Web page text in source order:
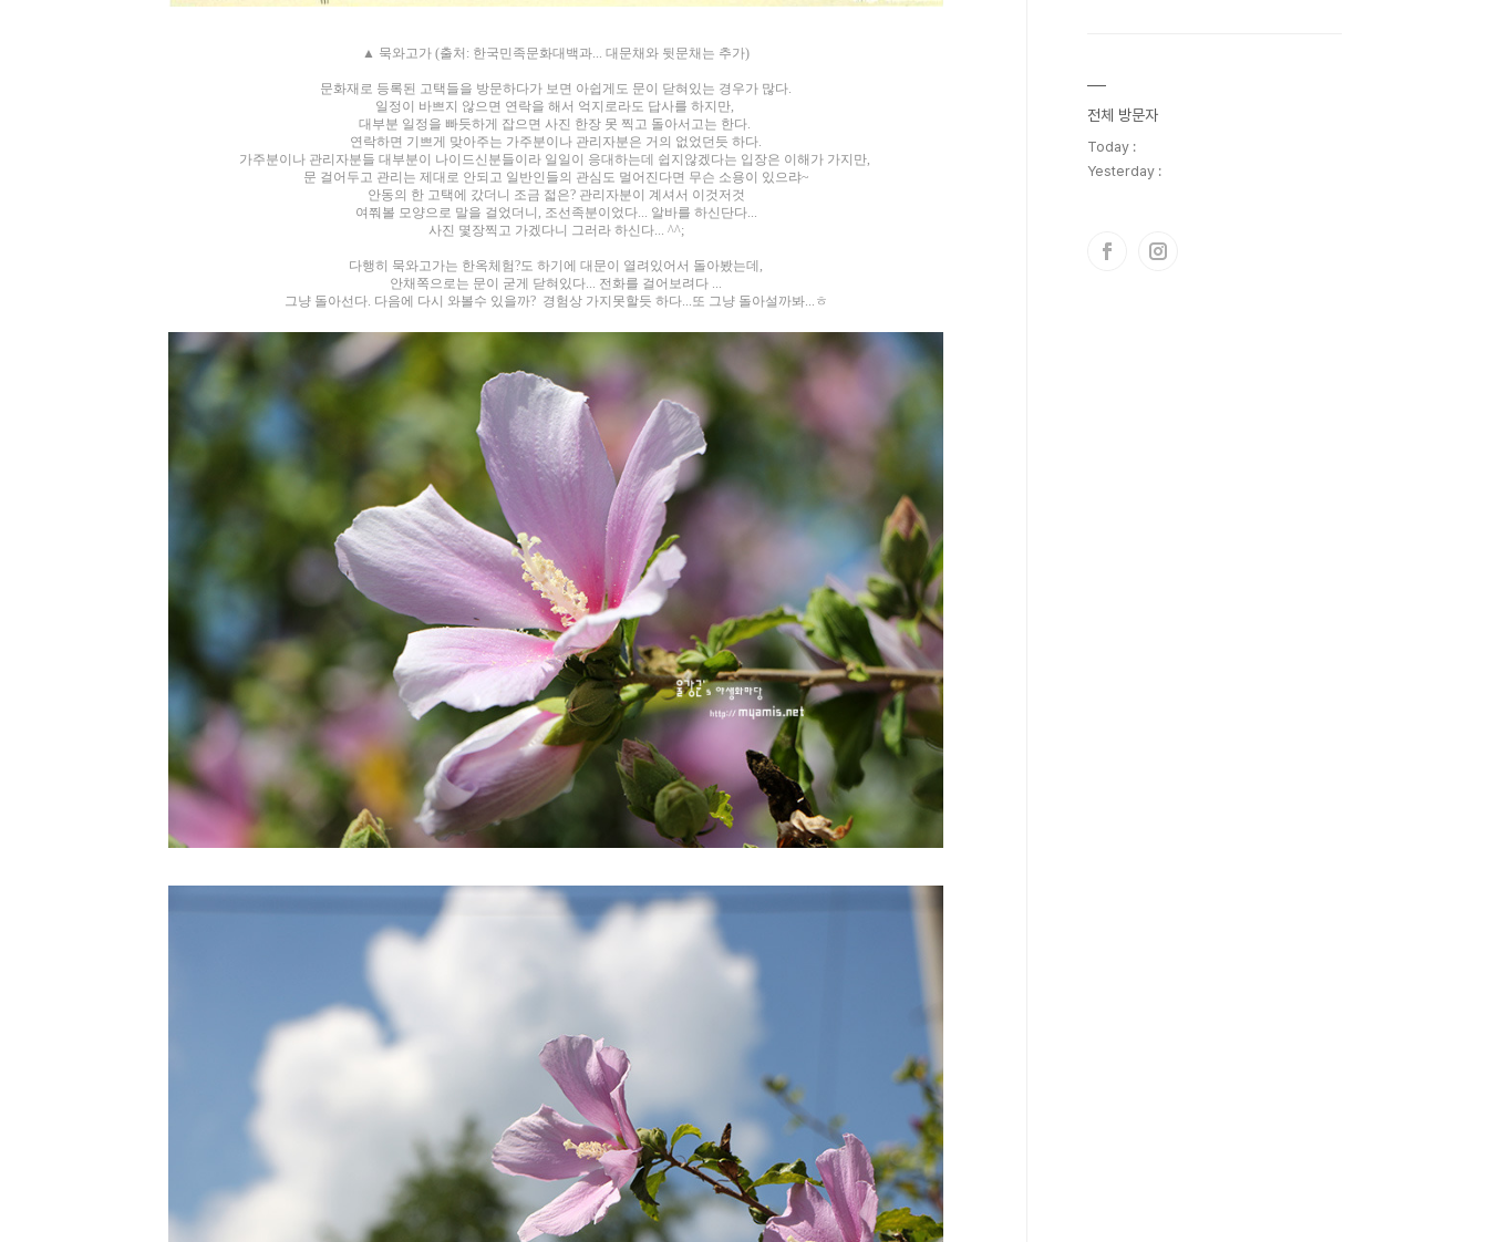
▲ 묵와고가 (출처: 한국민족문화대백과... 대문채와 뒷문채는 추가)
문화재로 등록된 고택들을 방문하다가 보면 아쉽게도 문이 닫혀있는 경우가 많다.
일정이 바쁘지 않으면 연락을 해서 억지로라도 답사를 하지만,
대부분 일정을 빠듯하게 잡으면 사진 한장 못 찍고 돌아서고는 한다.
연락하면 기쁘게 맞아주는 가주분이나 관리자분은 거의 없었던듯 하다.
가주분이나 관리자분들 대부분이 나이드신분들이라 일일이 응대하는데 쉽지않겠다는 입장은 이해가 가지만,
문 걸어두고 관리는 제대로 안되고 일반인들의 관심도 멀어진다면 무슨 소용이 있으랴~
안동의 한 고택에 갔더니 조금 젋은? 관리자분이 계셔서 이것저것
여쭤볼 모양으로 말을 걸었더니, 조선족분이었다... 알바를 하신단다...
사진 몇장찍고 가겠다니 그러라 하신다... ^^;
다행히 묵와고가는 한옥체험?도 하기에 대문이 열려있어서 돌아봤는데,
안채쪽으로는 문이 굳게 닫혀있다... 전화를 걸어보려다 ...
그냥 돌아선다. 다음에 다시 와볼수 있을까? 경험상 가지못할듯 하다...또 그냥 돌아설까봐...ㅎ
전체 방문자
Today :
Yesterday :